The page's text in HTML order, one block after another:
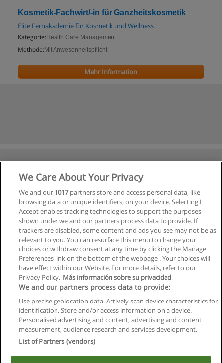
Kosmetik-Fachwirt/-in für Ganzheitskosmetik
Elite Fernakademie für Kosmetik und Wellness
Kategorie: Health Care Management
Methode: Mit Anwesenheitspflicht
Mehr Information
Allgemeinen geschäftsbedingungen
Datenschutzpolitik
We Care About Your Privacy
We and our 1017partners store and access personal data, like
browsing data or unique identifiers, on your device. Selecting I
Accept enables tracking technologies to support the purposes
shown under we and our partners process data to provide. If
trackers are disabled, some content and ads you see may not be as
relevant to you. You can resurface this menu to change your
choices or withdraw consent at any time by clicking the Manage
Preferences link on the bottom of the webpage . Your choices will
have effect within our Website. For more details, refer to our
Privacy Policy. Más información sobre su privacidad
We and our partners process data to provide:
Use precise geolocation data. Actively scan device characteristics for
identification. Store and/or access information on a device.
Personalised advertising and content, advertising and content
measurement, audience research and services development.
List of Partners (vendors)